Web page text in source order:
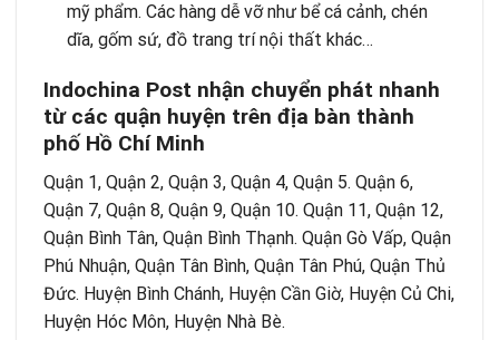
mỹ phẩm. Các hàng dễ vỡ như bể cá cảnh, chén
dĩa, gốm sứ, đồ trang trí nội thất khác…
Indochina Post nhận chuyển phát nhanh
từcác quận huyện trên địa bàn thành
phố Hồ Chí Minh
Quận 1, Quận 2, Quận 3, Quận 4, Quận 5. Quận 6,
Quận 7, Quận 8, Quận 9, Quận 10. Quận 11, Quận 12,
Quận Bình Tân, Quận Bình Thạnh. Quận Gò Vấp, Quận
Phú Nhuận, Quận Tân Bình, Quận Tân Phú, Quận Thủ
Đức. Huyện Bình Chánh, Huyện Cần Giờ, Huyện Củ Chi,
Huyện Hóc Môn, Huyện Nhà Bè.